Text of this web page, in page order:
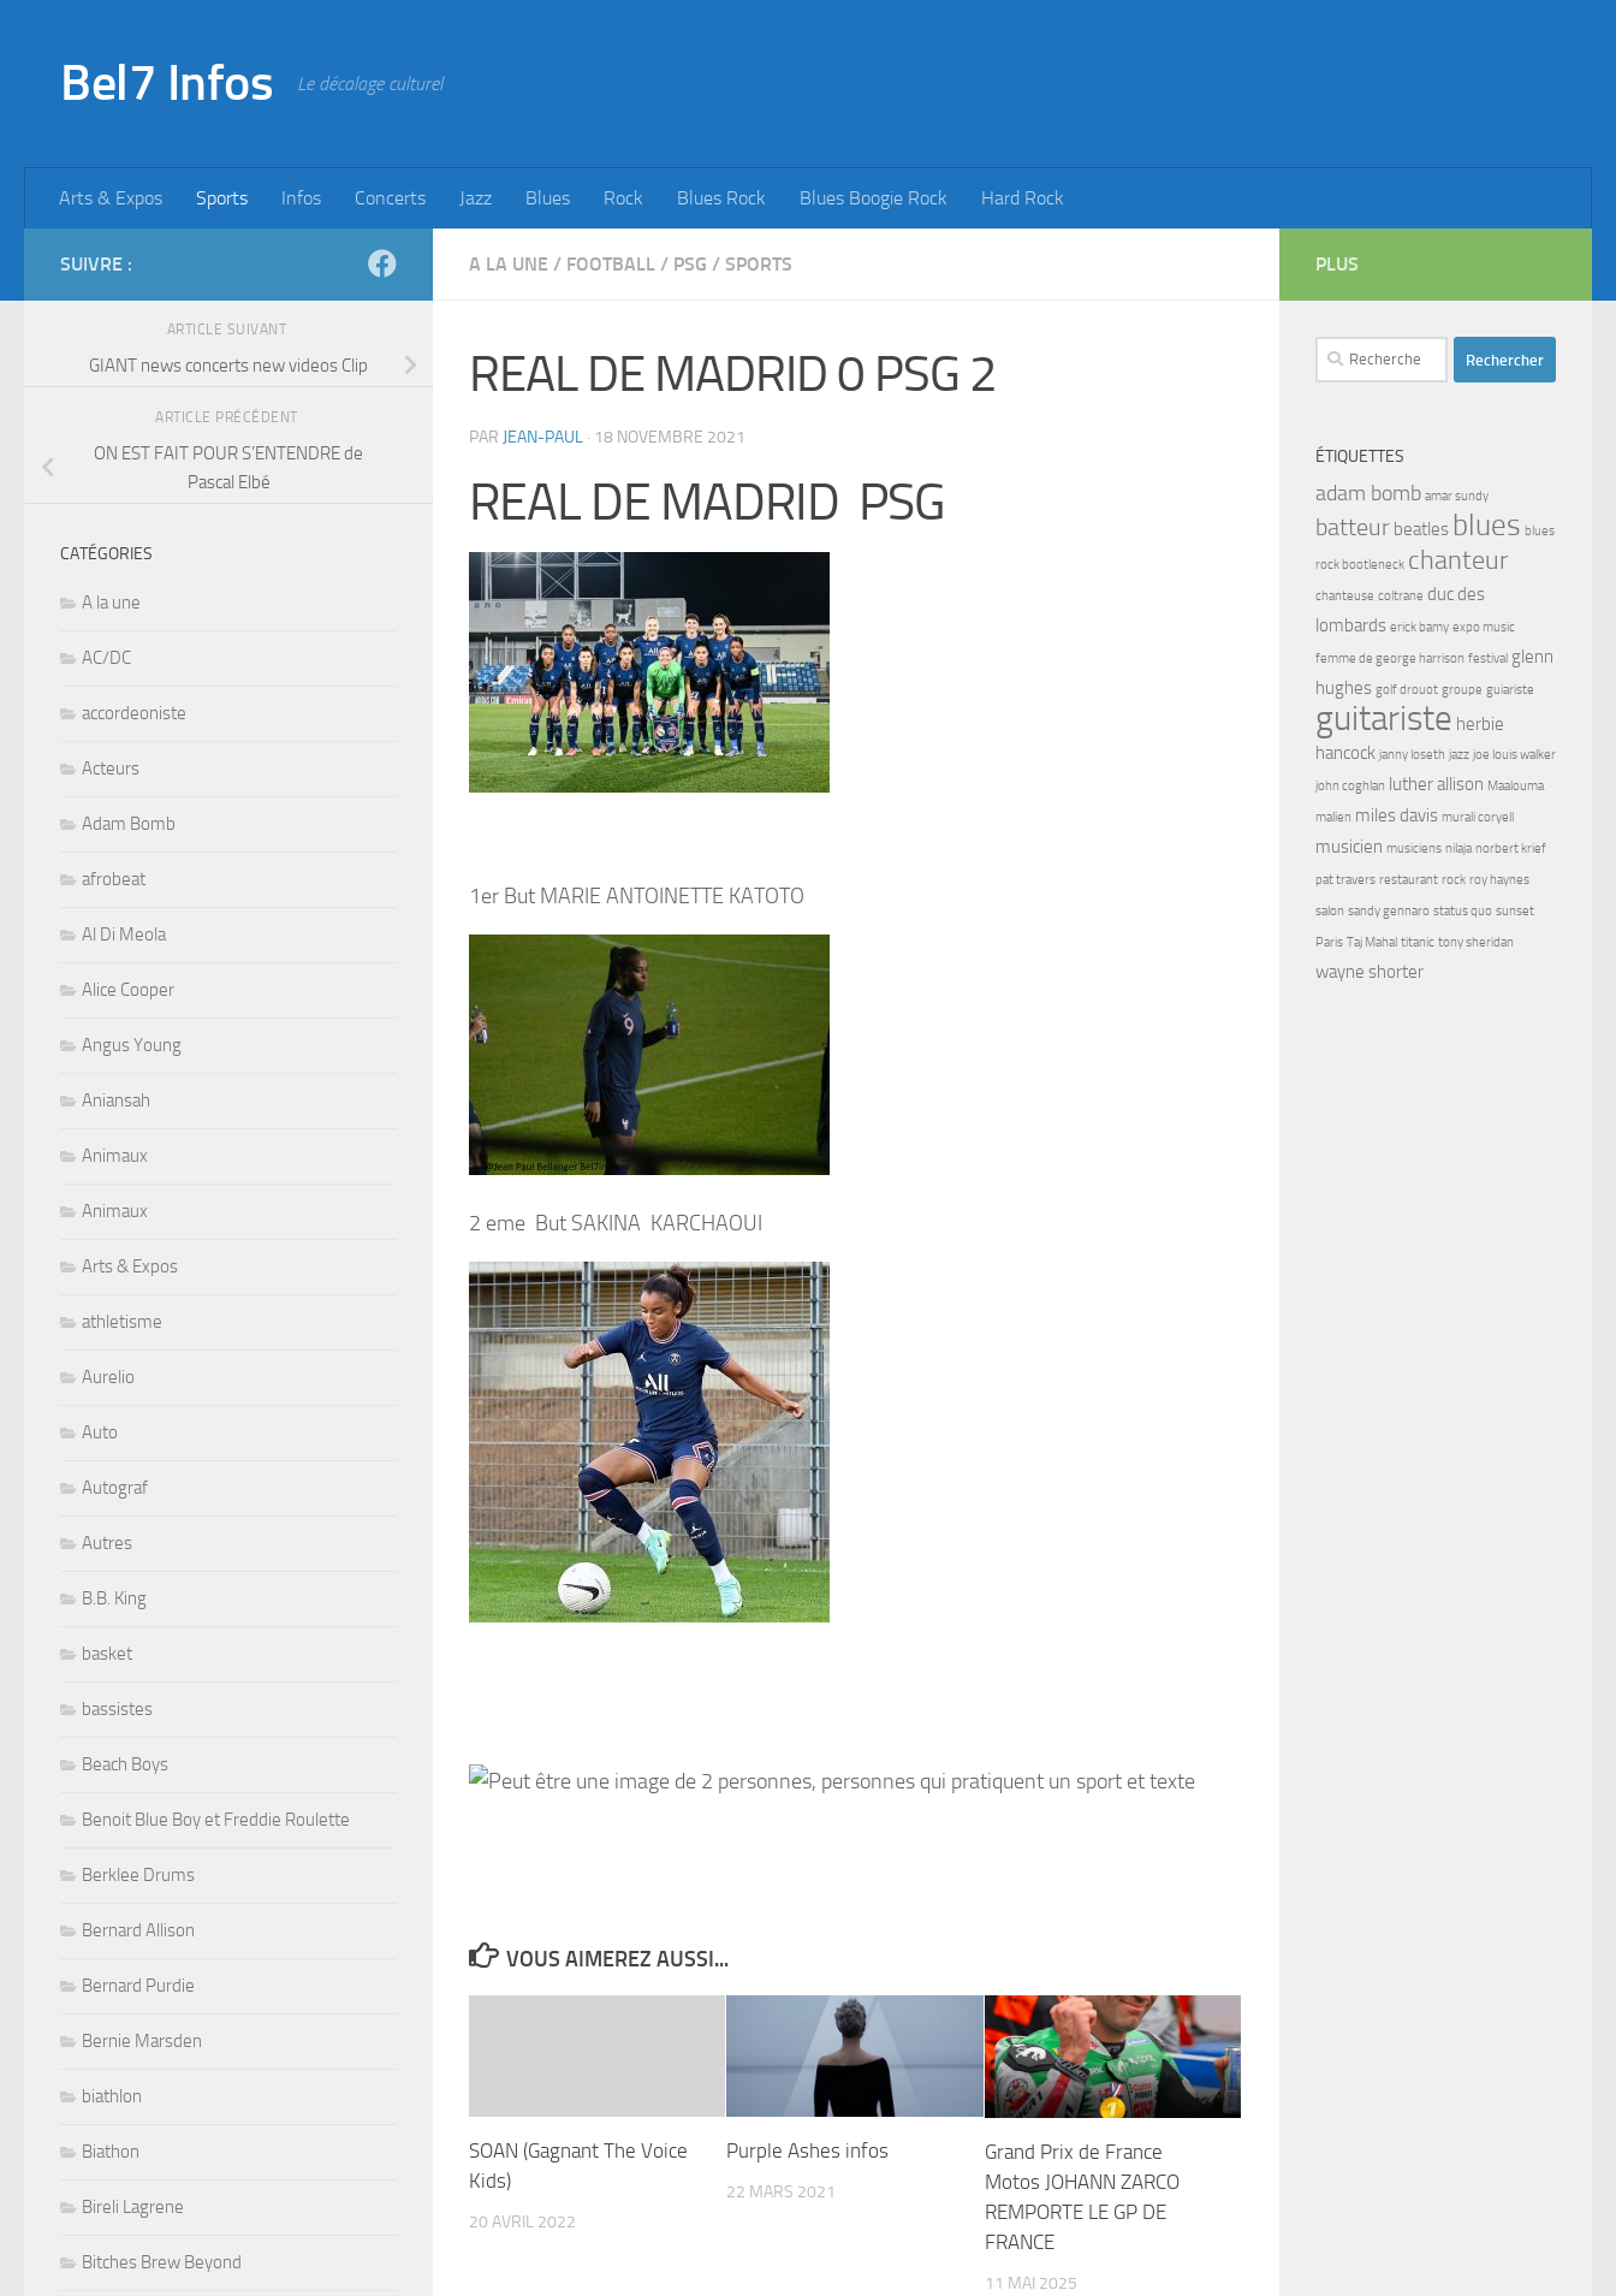
Bel7 Infos Le décalage culturel
Arts & Expos Sports Infos Concerts Jazz Blues Rock Blues Rock Blues Boogie Rock Hard Rock
A LA UNE / FOOTBALL / PSG / SPORTS
REAL DE MADRID 0 PSG 2
PAR JEAN-PAUL · 18 NOVEMBRE 2021
REAL DE MADRID PSG
1er But MARIE ANTOINETTE KATOTO
2 eme But SAKINA KARCHAOUI
VOUS AIMEREZ AUSSI...
SOAN (Gagnant The Voice
Kids)
20 AVRIL 2022
Purple Ashes infos
22 MARS 2021
Grand Prix de France
Motos JOHANN ZARCO
REMPORTE LE GP DE
FRANCE
11 MAI 2025
SUIVRE :
ARTICLE SUIVANT
GIANT news concerts new videos Clip
ARTICLE PRÉCÉDENT
ON EST FAIT POUR S’ENTENDRE de
Pascal Elbé
CATÉGORIES
A la une
AC/DC
accordeoniste
Acteurs
Adam Bomb
afrobeat
Al Di Meola
Alice Cooper
Angus Young
Aniansah
Animaux
Animaux
Arts & Expos
athletisme
Aurelio
Auto
Autograf
Autres
B.B. King
basket
bassistes
Beach Boys
Benoit Blue Boy et Freddie Roulette
Berklee Drums
Bernard Allison
Bernard Purdie
Bernie Marsden
biathlon
Biathon
Bireli Lagrene
Bitches Brew Beyond
PLUS
Rechercher :
ÉTIQUETTES
adam bomb amar sundy
batteur beatles blues blues
rock bootleneck chanteur
chanteuse coltrane duc des
lombards erick bamy expo music
femme de george harrison festival glenn
hughes golf drouot groupe guiariste
guitariste herbie
hancock janny loseth jazz joe louis walker
john coghlan luther allison Maalouma
malien miles davis murali coryell
musicien musiciens nilaja norbert krief
pat travers restaurant rock roy haynes
salon sandy gennaro status quo sunset
Paris Taj Mahal titanic tony sheridan
wayne shorter